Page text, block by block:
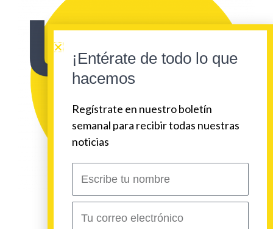
¡Entérate de todo lo que
hacemos
Regístrate en nuestro boletín
semanal para recibir todas nuestras
noticias
nombre
electrónico